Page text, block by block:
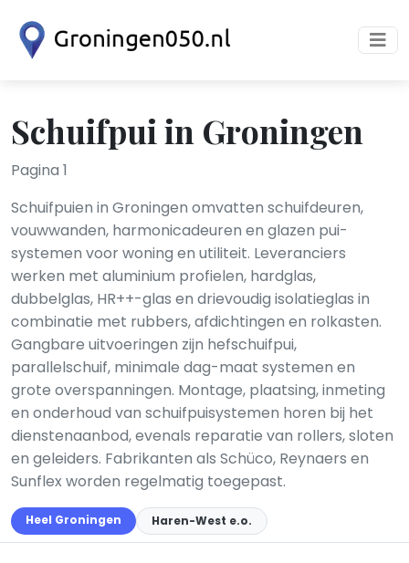
Schuifpui in Groningen
Pagina 1
Schuifpuien in Groningen omvatten schuifdeuren,
vouwwanden, harmonicadeuren en glazen pui-
systemen voor woning en utiliteit. Leveranciers
werken met aluminium profielen, hardglas,
dubbelglas, HR++-glas en drievoudig isolatieglas in
combinatie met rubbers, afdichtingen en rolkasten.
Gangbare uitvoeringen zijn hefschuifpui,
parallelschuif, minimale dag-maat systemen en
grote overspanningen. Montage, plaatsing, inmeting
en onderhoud van schuifpuisystemen horen bij het
dienstenaanbod, evenals reparatie van rollers, sloten
en geleiders. Fabrikanten als Schüco, Reynaers en
Sunflex worden regelmatig toegepast.
Heel Groningen Haren-West e.o.